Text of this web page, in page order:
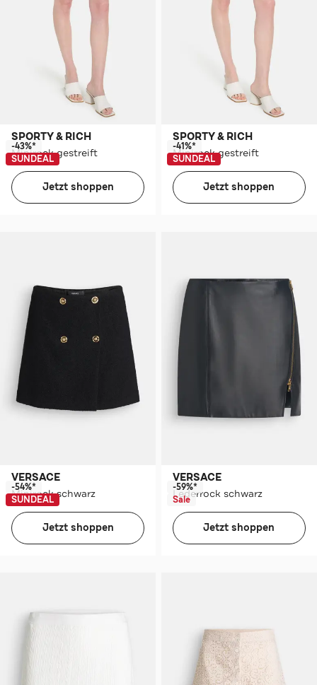
SPORTY & RICH
Minirock gestreift
-43%*
SUNDEAL
Jetzt shoppen
SPORTY & RICH
Minirock gestreift
-41%*
SUNDEAL
Jetzt shoppen
VERSACE
Minirock schwarz
-54%*
SUNDEAL
Jetzt shoppen
VERSACE
Lederrock schwarz
-59%*
Sale
Jetzt shoppen